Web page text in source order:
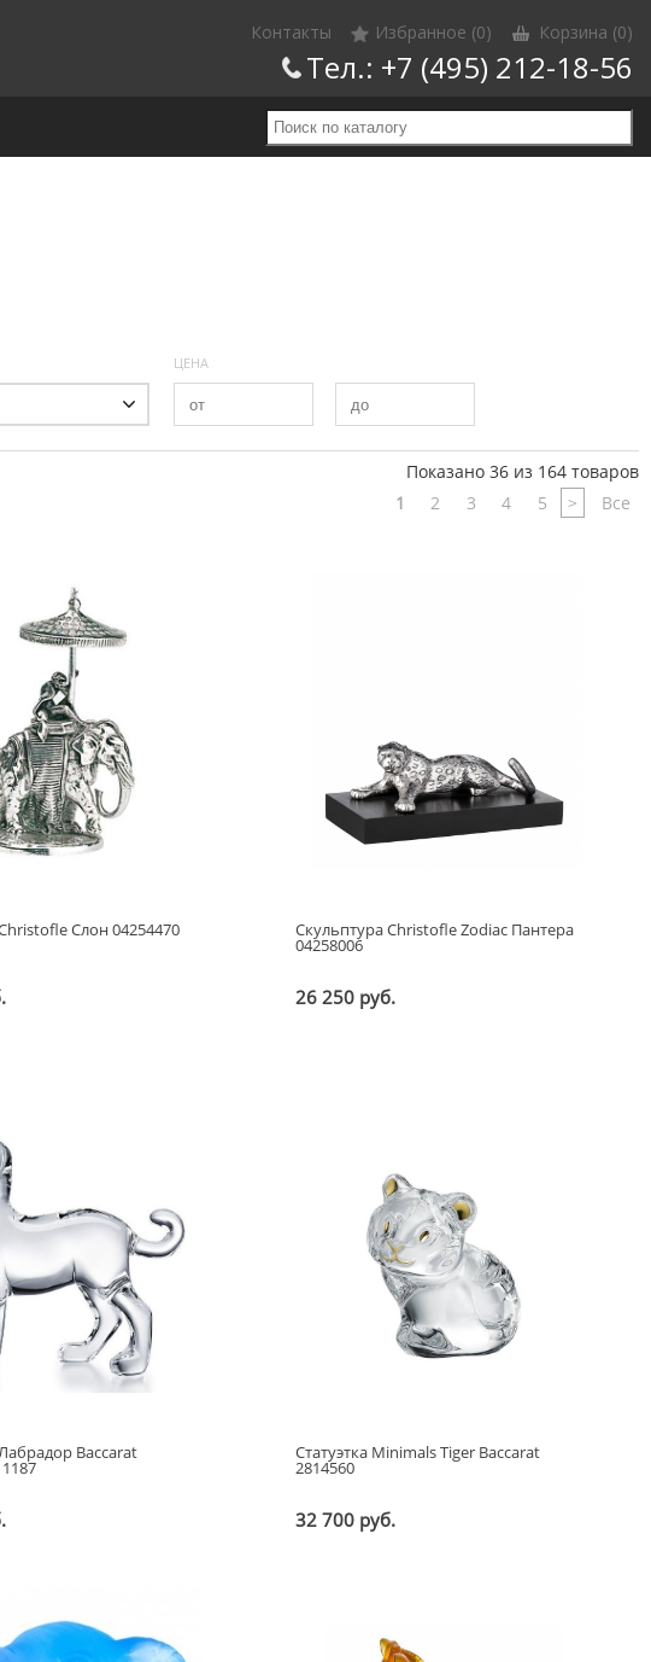
Корзина (0)
Избранное (0)
Контакты
Тел.: +7 (495) 212-18-56
ЦЕНА
Показано 36 из 164 товаров
1
2 3 4 5 > Все
Слон 04254470 Скульптура Christofle Zodiac Пантера
04258006
26 250 руб.
Baccarat Статуэтка Minimals Tiger Baccarat
2814560
32 700 руб.